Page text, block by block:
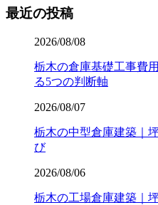
最近の投稿
2026/08/08
栃木の倉庫基礎工事費
る5つの判断軸
2026/08/07
栃木の中型倉庫建築｜
び
2026/08/06
栃木の工場倉庫建築｜